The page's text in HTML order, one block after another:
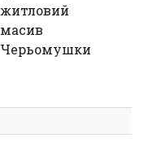
житловий
масив
Черьомушки